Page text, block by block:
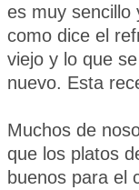
es muy sencillo
como dice el
viejo y lo que
nuevo. Esta
Muchos de
que los platos
buenos para el